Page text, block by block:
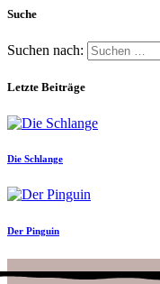
Suche
Suchen nach:
Letzte Beiträge
Die Schlange
Der Pinguin